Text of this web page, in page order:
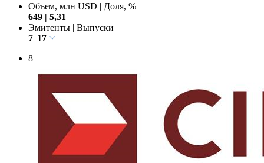
Объем, млн USD | Доля, %
649 | 5,31
Эмитенты | Выпуски
7| 17
8